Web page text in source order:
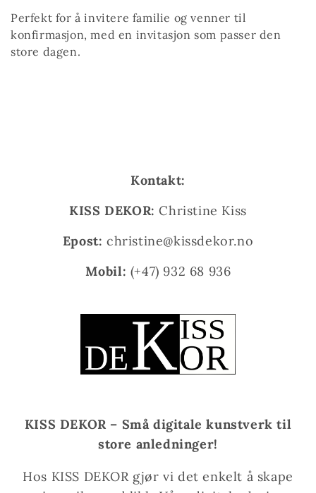
Perfekt for å invitere familie og venner til
konfirmasjon, med en invitasjon som passer den
store dagen.
Kontakt:
KISS DEKOR: Christine Kiss
Epost: christine@kissdekor.no
Mobil: (+47) 932 68 936
KISS DEKOR – Små digitale kunstverk til
store anledninger!
Hos KISS DEKOR gjør vi det enkelt å skape